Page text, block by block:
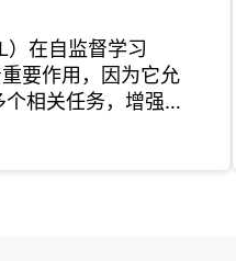
）在自监督学习
重要作用，因为它允
相关任务，增强了
效性。在自监督学